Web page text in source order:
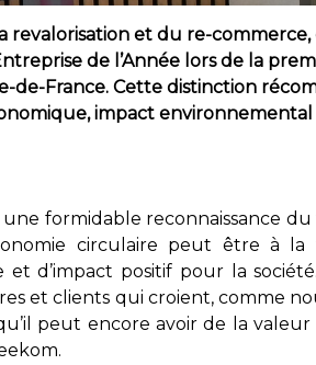
revalorisation et du re-
de l’Année lors de la
de-France. Cette distinction
impact
formidable reconnaissance
circulaire peut être à
et d’impact positif pour la
et clients qui croient, comme
peut encore avoir de la